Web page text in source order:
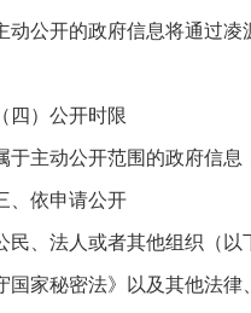
动公开的政府信息将通过凌
（四）公开时限
于主动公开范围的政府信
、依申请公开
民、法人或者其他组织（
国家秘密法》以及其他法律